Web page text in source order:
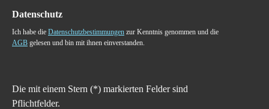
Datenschutz
Ich habe die Datenschutzbestimmungen zur Kenntnis genommen und die
AGB gelesen und bin mit ihnen einverstanden.
Die mit einem Stern (*) markierten Felder sind
Pflichtfelder.